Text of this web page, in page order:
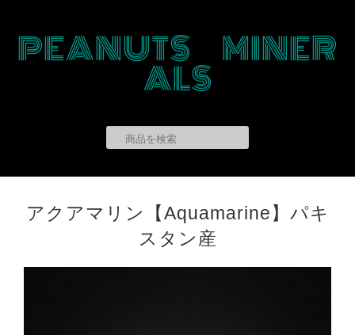
PEANUTS MINER
ALS
アクアマリン【Aquamarine】パキ
スタン産